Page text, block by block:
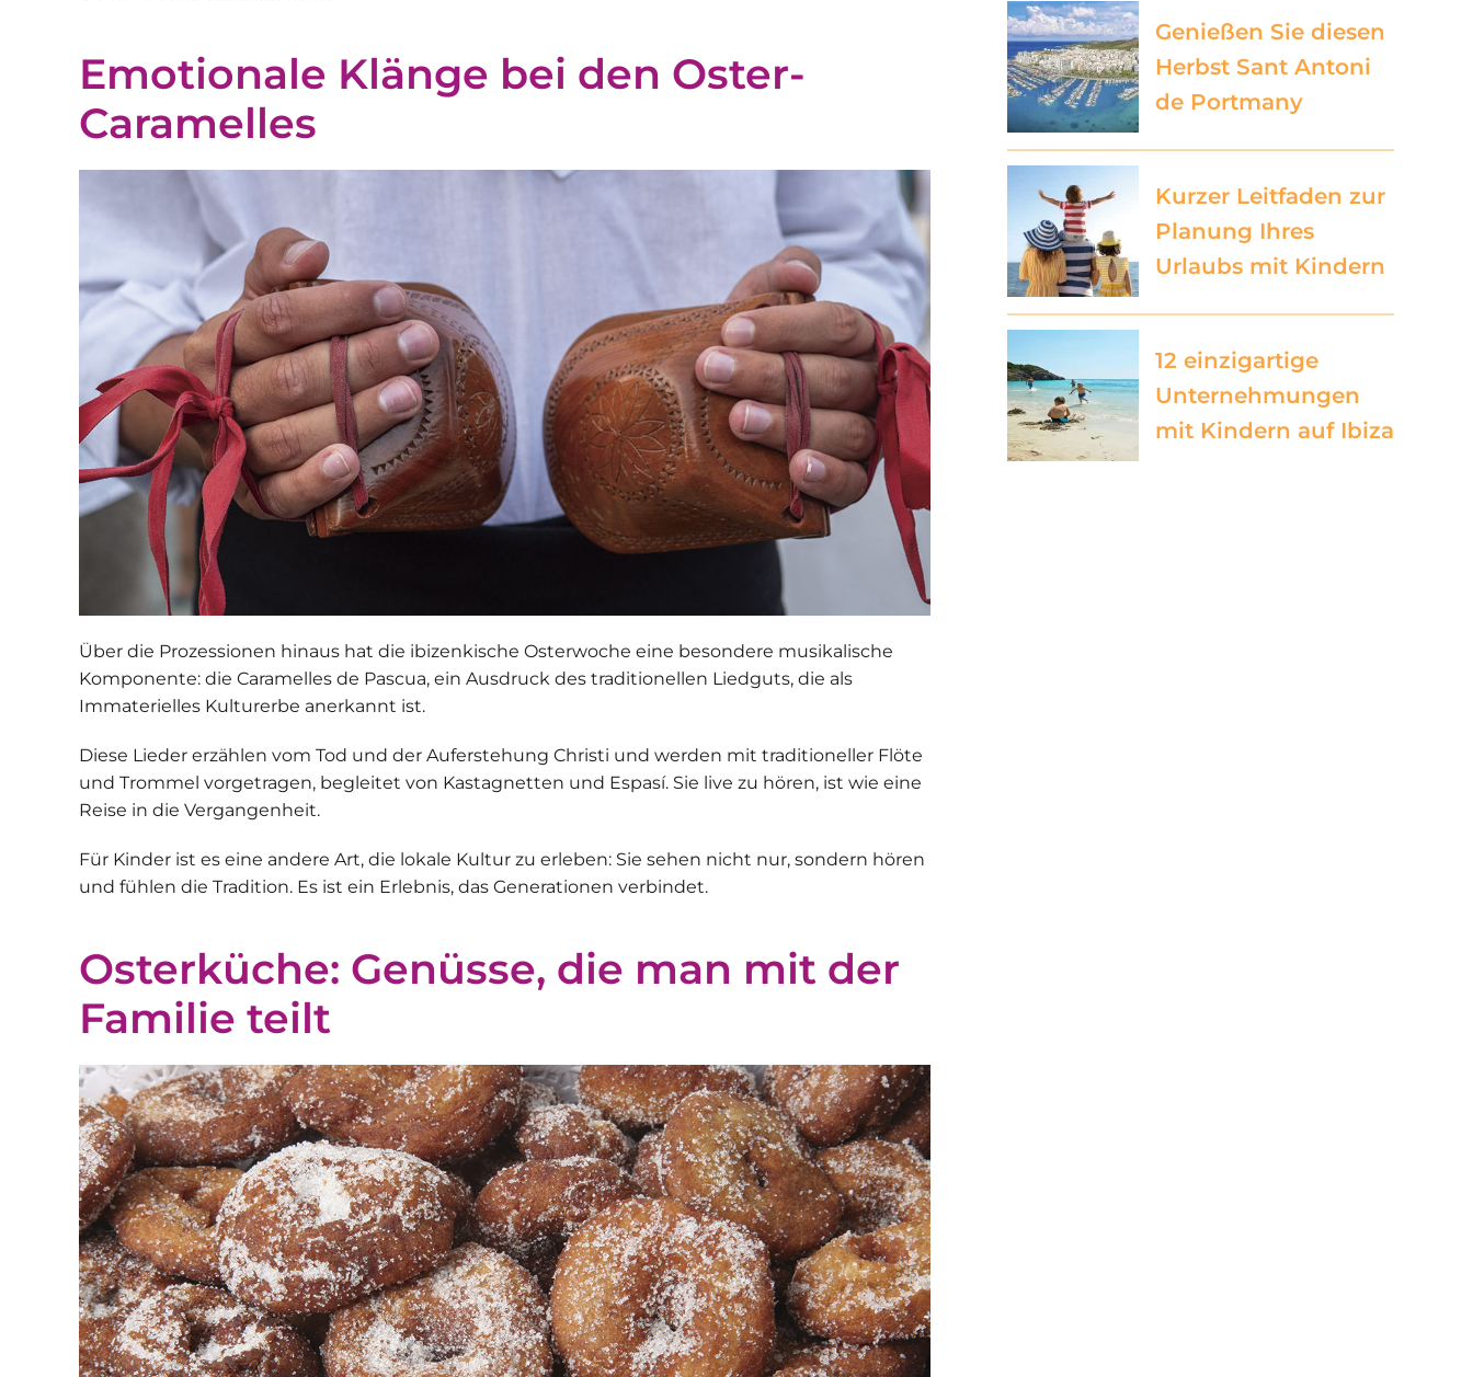
Emotionale Klänge bei den Oster-
Caramelles
Über die Prozessionen hinaus hat die ibizenkische Osterwoche eine besondere musikalische
Komponente: die Caramelles de Pascua, ein Ausdruck des traditionellen Liedguts, die als
Immaterielles Kulturerbe anerkannt ist.
Diese Lieder erzählen vom Tod und der Auferstehung Christi und werden mit traditioneller Flöte
und Trommel vorgetragen, begleitet von Kastagnetten und Espasí. Sie live zu hören, ist wie eine
Reise in die Vergangenheit.
Für Kinder ist es eine andere Art, die lokale Kultur zu erleben: Sie sehen nicht nur, sondern hören
und fühlen die Tradition. Es ist ein Erlebnis, das Generationen verbindet.
Osterküche: Genüsse, die man mit der
Familie teilt
Genießen Sie diesen
Herbst Sant Antoni
de Portmany
Kurzer Leitfaden zur
Planung Ihres
Urlaubs mit Kindern
12 einzigartige
Unternehmungen
mit Kindern auf Ibiza